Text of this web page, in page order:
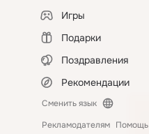
Игры
Подарки
Поздравления
Рекомендации
Сменить язык
Рекламодателям Помощь